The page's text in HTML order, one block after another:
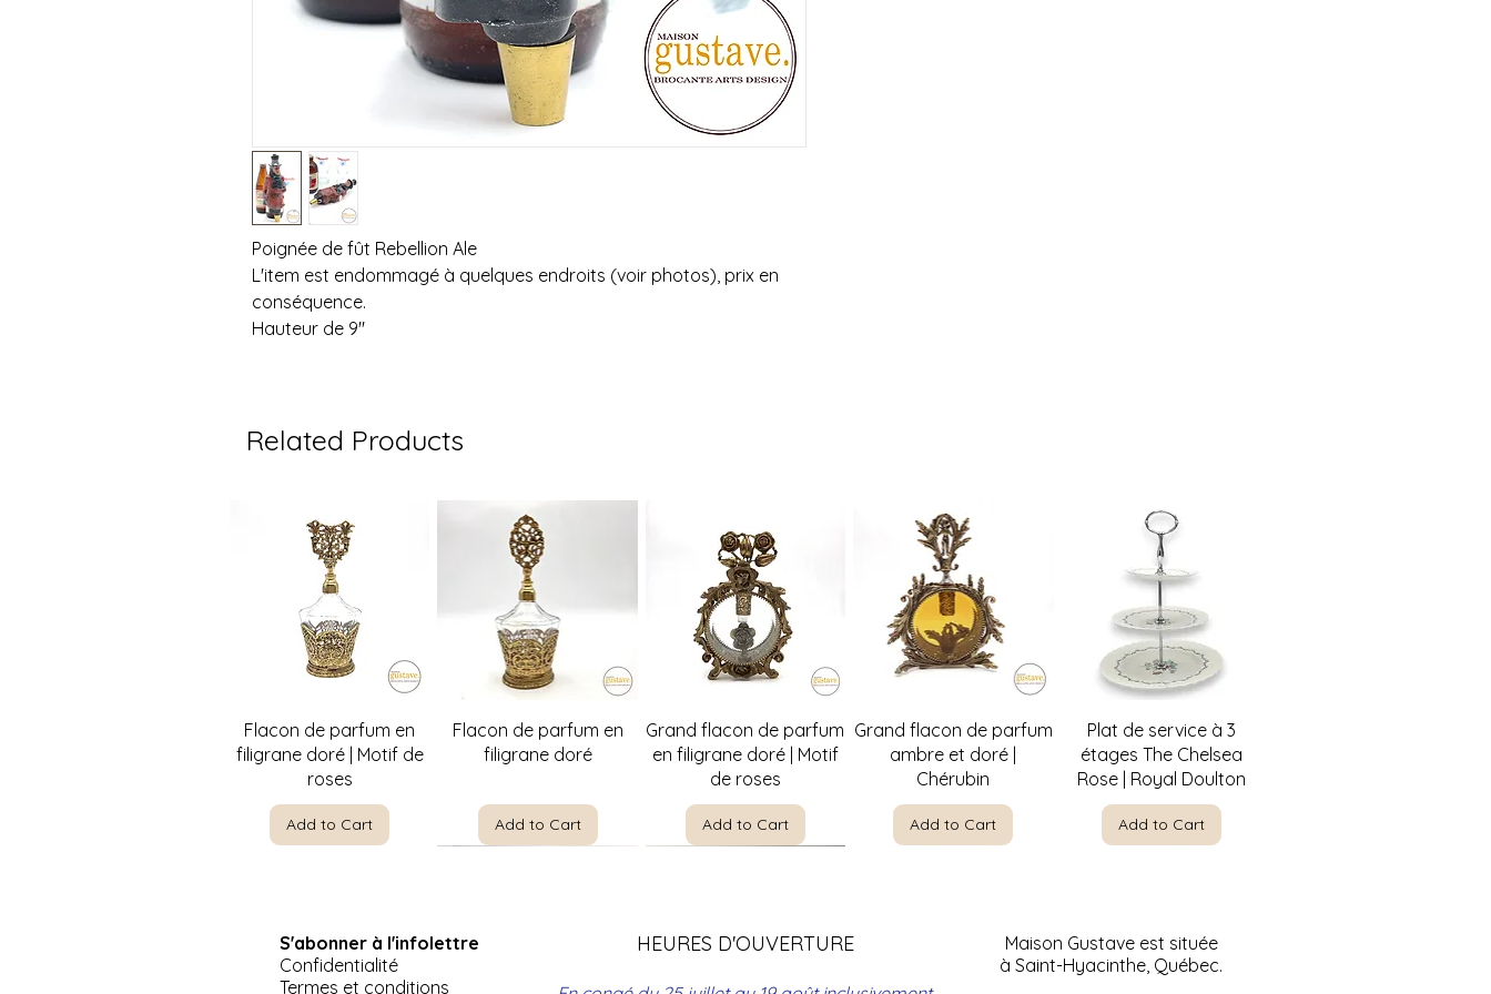
Poignée de fût Rebellion Ale
L'item est endommagé à quelques endroits (voir photos), prix en
conséquence.
Hauteur de 9"
Related Products
Quick View
Flacon de parfum en
filigrane doré | Motif de
roses
Add to Cart
Quick View
Flacon de parfum en
filigrane doré
Add to Cart
Quick View
Grand flacon de parfum
en filigrane doré | Motif
de roses
Add to Cart
Quick View
Grand flacon de parfum
ambre et doré |
Chérubin
Add to Cart
Quick View
Plat de service à 3
étages The Chelsea
Rose | Royal Doulton
Add to Cart
S'abonner à l'infolettre
Confidentialité
Termes et conditions
HEURES D'OUVERTURE
Maison Gustave est située
à Saint-Hyacinthe, Québec.